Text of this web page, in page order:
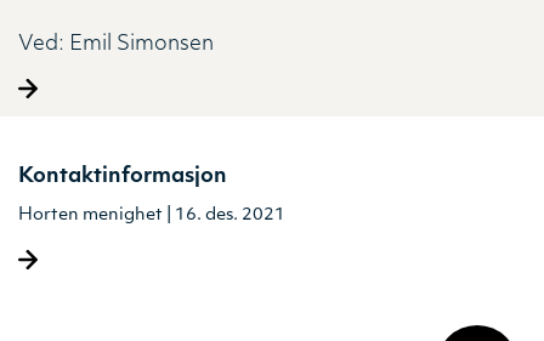
Ved: Emil Simonsen
Kontaktinformasjon
Horten menighet | 16. des. 2021